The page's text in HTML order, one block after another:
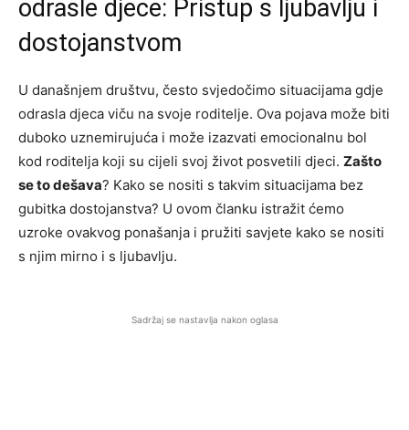
odrasle djece: Pristup s ljubavlju i
dostojanstvom
U današnjem društvu, često svjedočimo situacijama gdje
odrasla djeca viču na svoje roditelje. Ova pojava može biti
duboko uznemirujuća i može izazvati emocionalnu bol
kod roditelja koji su cijeli svoj život posvetili djeci. Zašto
se to dešava? Kako se nositi s takvim situacijama bez
gubitka dostojanstva? U ovom članku istražit ćemo
uzroke ovakvog ponašanja i pružiti savjete kako se nositi
s njim mirno i s ljubavlju.
Sadržaj se nastavlja nakon oglasa